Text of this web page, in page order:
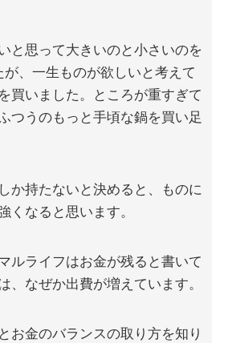
と思って大きいのと小さいのを
、一生ものが欲しいと考えて
買いました。ところが重すぎて
つうのもっと手頃な鍋を買い足
か持たないと決めると、ものに
くなると思います。
ルライフはお金が残ると書いて
、なぜか出費が増えています。
お金のバランスの取り方を知り